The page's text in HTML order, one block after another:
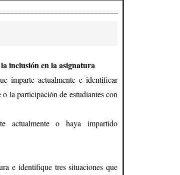
inclusión en la asignatura
imparte actualmente e identificar
la participación de estudiantes con
actualmente o haya impartido
e identifique tres situaciones que